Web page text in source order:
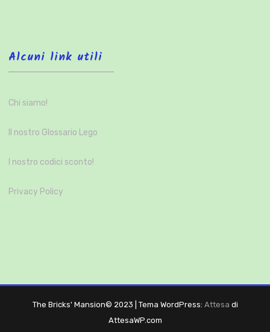
Alcuni link utili
Chi siamo!
Il nostro Glossario Lego
I nostro codici sconto!
Privacy Policy
The Bricks' Mansion© 2023 Tema WordPress: Attesa di
AttesaWP.com